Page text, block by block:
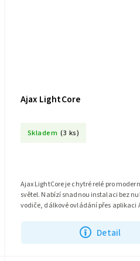
Ajax LightCore
Skladem (3 ks)
Detail
Ajax LightCore je chytré relé pro
světel. Nabízí snadnou instalaci bez
vodiče, dálkové ovládání přes aplikaci